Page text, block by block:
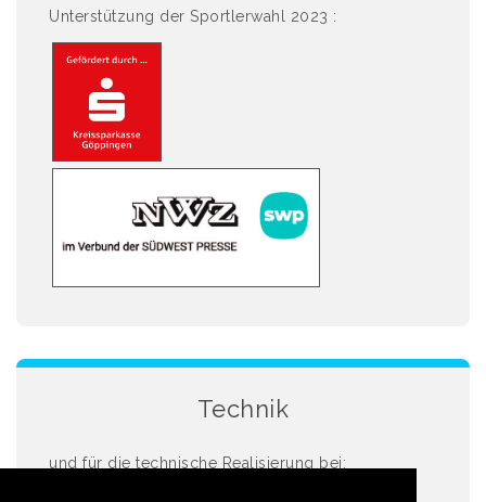
Unterstützung der Sportlerwahl 2023 :
Technik
und für die technische Realisierung bei: